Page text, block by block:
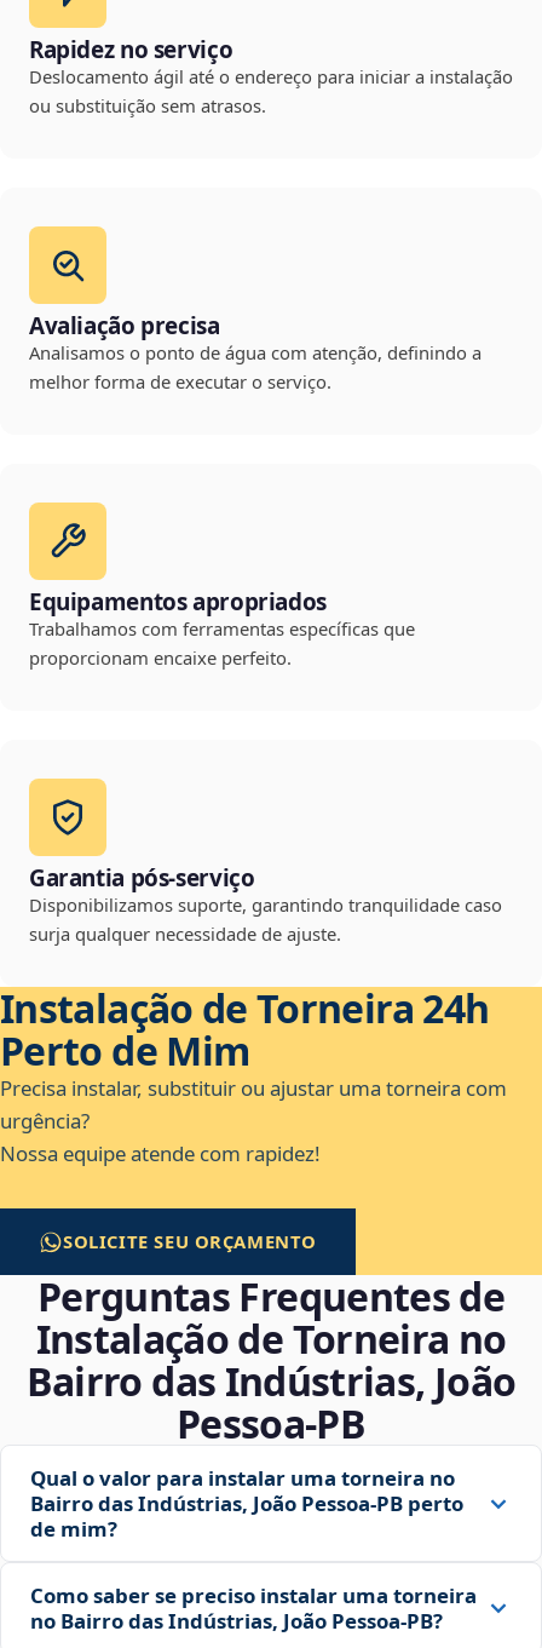
Rapidez no serviço
Deslocamento ágil até o endereço para iniciar a instalação
ou substituição sem atrasos.
Avaliação precisa
Analisamos o ponto de água com atenção, definindo a
melhor forma de executar o serviço.
Equipamentos apropriados
Trabalhamos com ferramentas específicas que
proporcionam encaixe perfeito.
Garantia pós-serviço
Disponibilizamos suporte, garantindo tranquilidade caso
surja qualquer necessidade de ajuste.
Instalação de Torneira 24h
Perto de Mim
Precisa instalar, substituir ou ajustar uma torneira com
urgência?
Nossa equipe atende com rapidez!
SOLICITE SEU ORÇAMENTO
Perguntas Frequentes de
Instalação de Torneira no
Bairro das Indústrias, João
Pessoa‑PB
Qual o valor para instalar uma torneira no
Bairro das Indústrias, João Pessoa‑PB perto
de mim?
Como saber se preciso instalar uma torneira
no Bairro das Indústrias, João Pessoa‑PB?